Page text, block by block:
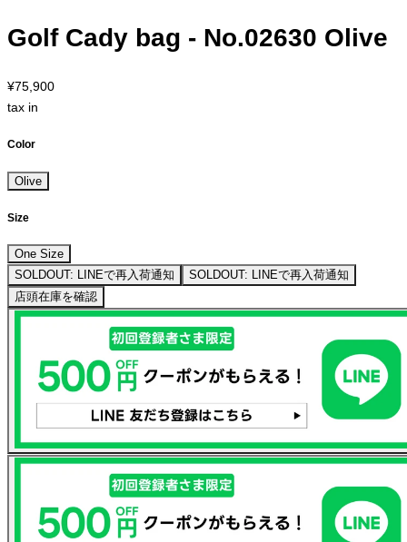
Golf Cady bag - No.02630 Olive
¥75,900
tax in
Color
Olive
Size
One Size
SOLDOUT: LINEで再入荷通知
SOLDOUT: LINEで再入荷通知
店頭在庫を確認